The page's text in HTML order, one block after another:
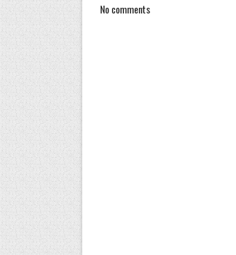
No comments